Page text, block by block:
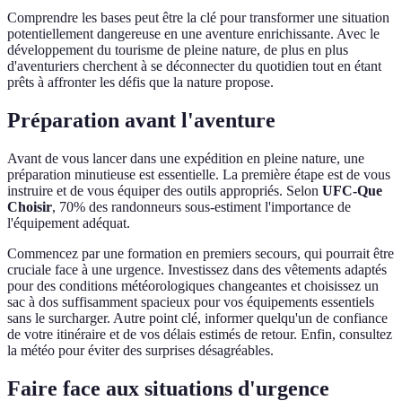
Comprendre les bases peut être la clé pour transformer une situation
potentiellement dangereuse en une aventure enrichissante. Avec le
développement du tourisme de pleine nature, de plus en plus
d'aventuriers cherchent à se déconnecter du quotidien tout en étant
prêts à affronter les défis que la nature propose.
Préparation avant l'aventure
Avant de vous lancer dans une expédition en pleine nature, une
préparation minutieuse est essentielle. La première étape est de vous
instruire et de vous équiper des outils appropriés. Selon UFC-Que
Choisir, 70% des randonneurs sous-estiment l'importance de
l'équipement adéquat.
Commencez par une formation en premiers secours, qui pourrait être
cruciale face à une urgence. Investissez dans des vêtements adaptés
pour des conditions météorologiques changeantes et choisissez un
sac à dos suffisamment spacieux pour vos équipements essentiels
sans le surcharger. Autre point clé, informer quelqu'un de confiance
de votre itinéraire et de vos délais estimés de retour. Enfin, consultez
la météo pour éviter des surprises désagréables.
Faire face aux situations d'urgence